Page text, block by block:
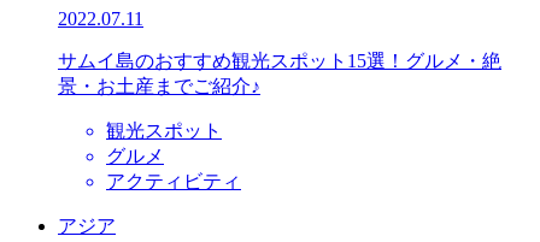
2022.07.11
サムイ島のおすすめ観光スポット15選！グルメ・絶
景・お土産までご紹介♪
観光スポット
グルメ
アクティビティ
アジア